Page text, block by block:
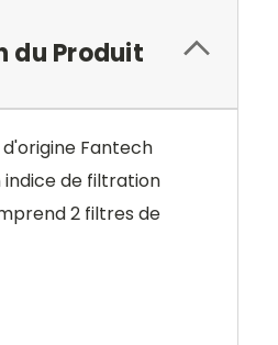
du Produit
Fantech
indice de filtration
2 filtres de